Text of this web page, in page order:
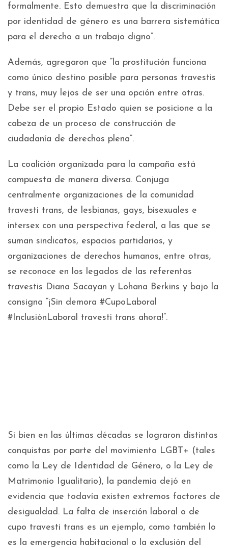
formalmente. Esto demuestra que la discriminación
por identidad de género es una barrera sistemática
para el derecho a un trabajo digno”.
Además, agregaron que “la prostitución funciona
como único destino posible para personas travestis
y trans, muy lejos de ser una opción entre otras.
Debe ser el propio Estado quien se posicione a la
cabeza de un proceso de construcción de
ciudadanía de derechos plena”.
La coalición organizada para la campaña está
compuesta de manera diversa. Conjuga
centralmente organizaciones de la comunidad
travesti trans, de lesbianas, gays, bisexuales e
intersex con una perspectiva federal, a las que se
suman sindicatos, espacios partidarios, y
organizaciones de derechos humanos, entre otras,
se reconoce en los legados de las referentas
travestis Diana Sacayan y Lohana Berkins y bajo la
consigna “¡Sin demora #CupoLaboral
#InclusiónLaboral travesti trans ahora!”.
Si bien en las últimas décadas se lograron distintas
conquistas por parte del movimiento LGBT+ (tales
como la Ley de Identidad de Género, o la Ley de
Matrimonio Igualitario), la pandemia dejó en
evidencia que todavía existen extremos factores de
desigualdad. La falta de inserción laboral o de
cupo travesti trans es un ejemplo, como también lo
es la emergencia habitacional o la exclusión del